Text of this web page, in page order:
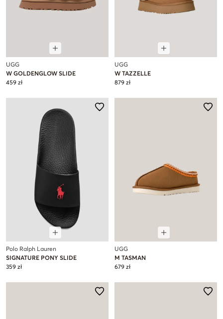
UGG
W GOLDENGLOW SLIDE
459 zł
UGG
W TAZZELLE
879 zł
Polo Ralph Lauren
SIGNATURE PONY SLIDE
359 zł
UGG
M TASMAN
679 zł